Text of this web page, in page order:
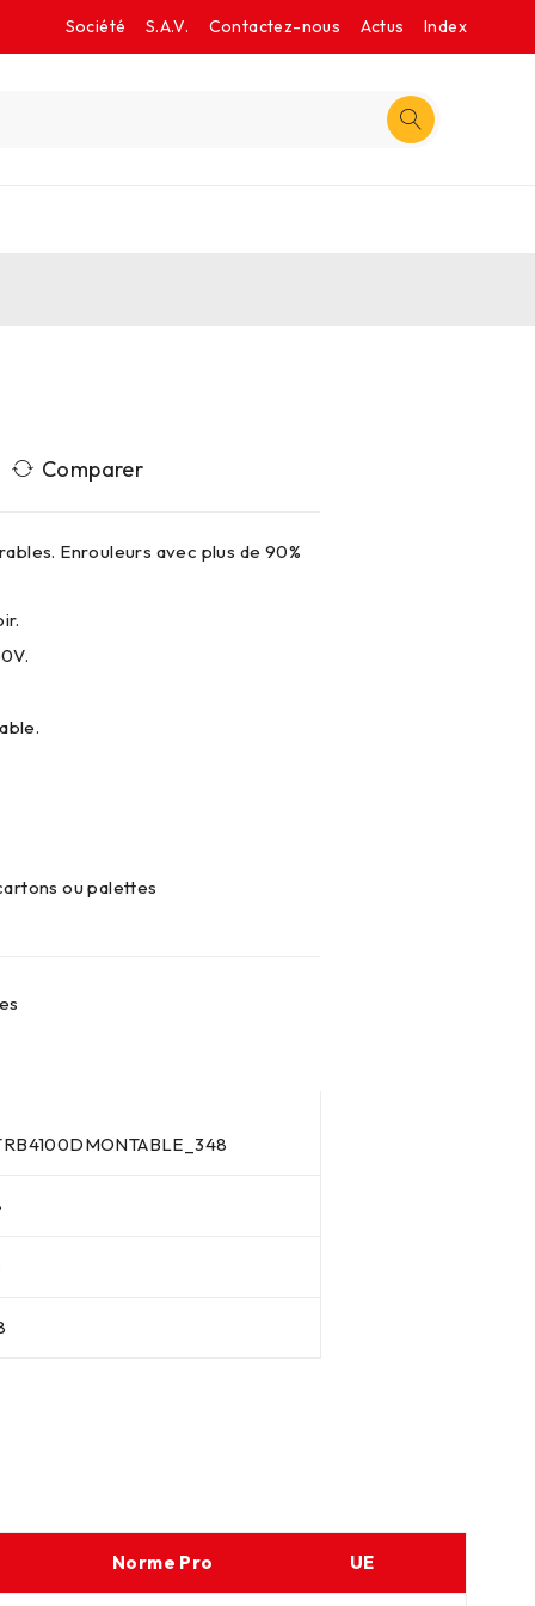
Société S.A.V. Contactez-nous Actus Index
Comparer
Enrouleurs avec plus de 90%
ou palettes
Norme Pro UE